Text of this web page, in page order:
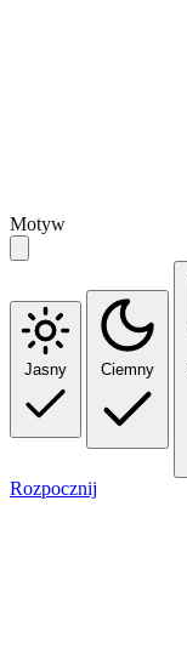
Motyw
Jasny Ciemny
Rozpocznij